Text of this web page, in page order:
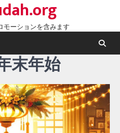
モーションを含みます
末年始